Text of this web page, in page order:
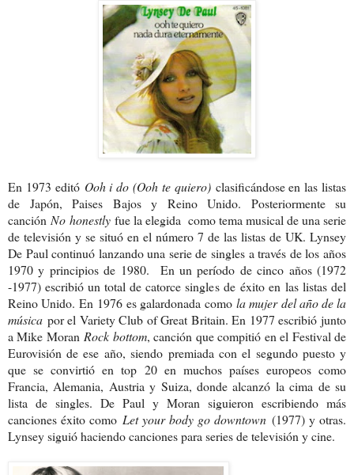
En 1973 editó Ooh i do (Ooh te quiero)clasificándose en las listas
de Japón, Paises Bajos y Reino Unido. Posteriormente su
canción No honestly fue la elegida como tema musical de una serie
de televisión y se situó en el número 7 de las listas de UK. Lynsey
De Paul continuó lanzando una serie de singles a través de los años
1970 y principios de 1980. En un período de cinco años (1972
-1977) escribió un total de catorce singles de éxito en las listas del
Reino Unido.En 1976 es galardonada comola mujer del año de la
música por el Variety Club of Great Britain. En 1977 escribió junto
a Mike Moran Rock bottom, canción que compitió en el Festival de
Eurovisión de ese año, siendo premiada con el segundo puesto y
que se convirtió en top 20 en muchos países europeos como
Francia, Alemania, Austria y Suiza, donde alcanzó la cima de su
lista de singles. De Paul y Moran siguieron escribiendo más
canciones éxito como Let your body go downtown (1977) y otras.
Lynsey siguió haciendo canciones para series de televisión y cine.